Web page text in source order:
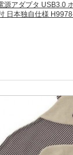
源アダプタ USB3.0
日本独自仕様